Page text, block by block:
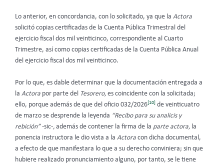
Lo anterior, en concordancia, con lo solicitado, ya que la Actora
solicitó copias certificadas de la Cuenta Pública Trimestral del
ejercicio fiscal dos mil veinticinco, correspondiente al Cuarto
Trimestre, así como copias certificadas de la Cuenta Pública Anual
del ejercicio fiscal dos mil veinticinco.
Por lo que, es dable determinar que la documentación entregada a
la Actora por parte del Tesorero, es coincidente con la solicitada;
ello, porque además de que del oficio 032/2026[10] de veinticuatro
de marzo se desprende la leyenda “Recibo para su analicis y
rebición”-sic-, además de contener la firma de la parte actora, la
ponencia instructora le dio vista a la Actora con dicha documental,
a efecto de que manifestara lo que a su derecho conviniera; sin que
hubiere realizado pronunciamiento alguno, por tanto, se le tiene